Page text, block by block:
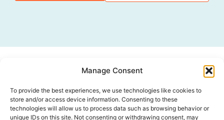
Manage Consent
To provide the best experiences, we use technologies like cookies to
store and/or access device information. Consenting to these
technologies will allow us to process data such as browsing behavior or
unique IDs on this site. Not consenting or withdrawing consent, may